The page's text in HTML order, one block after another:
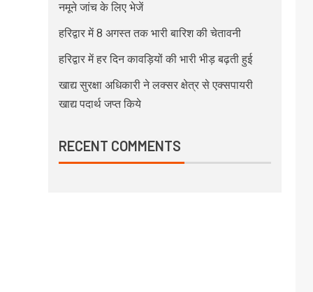
नमूने जांच के लिए भेजें
हरिद्वार में 8 अगस्त तक भारी बारिश की चेतावनी
हरिद्वार में हर दिन कावड़ियों की भारी भीड़ बढ़ती हुई
खाद्य सुरक्षा अधिकारी ने लक्सर क्षेत्र से एक्सपायरी
खाद्य पदार्थ जप्त किये
RECENT COMMENTS